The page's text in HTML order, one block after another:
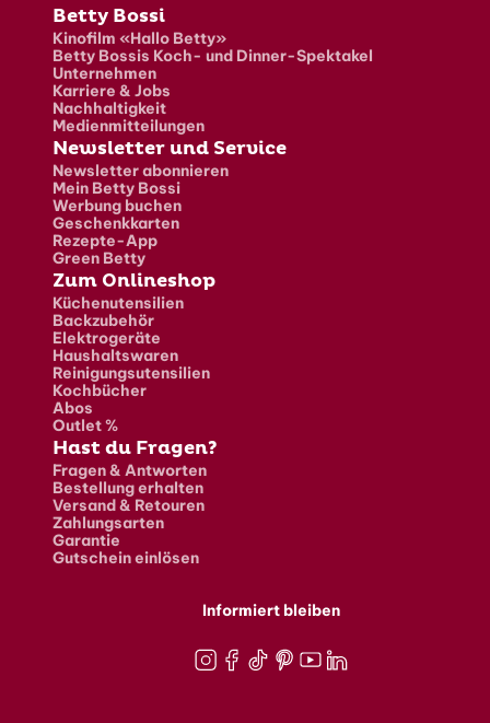
Fusszeile
Betty Bossi
Kinofilm «Hallo Betty»
Betty Bossis Koch- und Dinner-Spektakel
Unternehmen
Karriere & Jobs
Nachhaltigkeit
Medienmitteilungen
Newsletter und Service
Newsletter abonnieren
Mein Betty Bossi
Werbung buchen
Geschenkkarten
Rezepte-App
Green Betty
Zum Onlineshop
Küchenutensilien
Backzubehör
Elektrogeräte
Haushaltswaren
Reinigungsutensilien
Kochbücher
Abos
Outlet %
Hast du Fragen?
Fragen & Antworten
Bestellung erhalten
Versand & Retouren
Zahlungsarten
Garantie
Gutschein einlösen
Informiert bleiben